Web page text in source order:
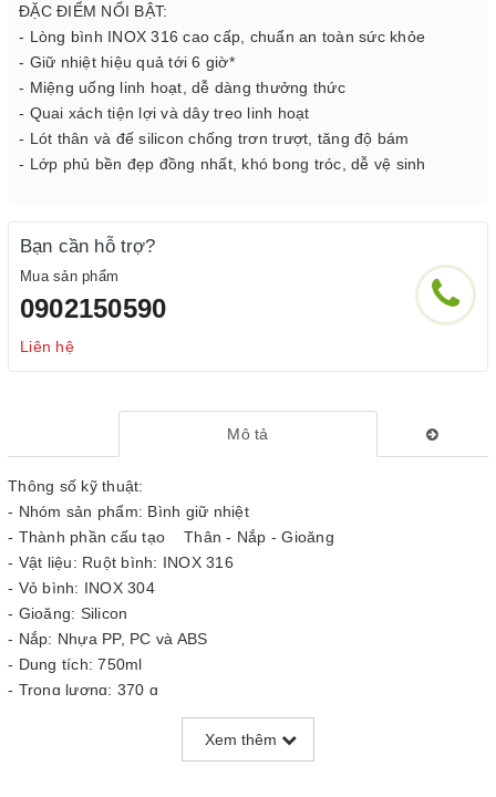
ĐẶC ĐIỂM NỔI BẬT:
- Lòng bình INOX 316 cao cấp, chuẩn an toàn sức khỏe
- Giữ nhiệt hiệu quả tới 6 giờ*
- Miệng uống linh hoạt, dễ dàng thưởng thức
- Quai xách tiện lợi và dây treo linh hoạt
- Lót thân và đế silicon chống trơn trượt, tăng độ bám
- Lớp phủ bền đẹp đồng nhất, khó bong tróc, dễ vệ sinh
Bạn cần hỗ trợ?
Mua sản phẩm
0902150590
Liên hệ
Mô tả
Thông số kỹ thuật:
- Nhóm sản phẩm: Bình giữ nhiệt
- Thành phần cấu tạo Thân - Nắp - Gioăng
- Vật liệu: Ruột bình: INOX 316
- Vỏ bình: INOX 304
- Gioăng: Silicon
- Nắp: Nhựa PP, PC và ABS
- Dung tích: 750ml
- Trọng lượng: 370 g
- Kích thước: 88x84x244mm
- Thương hiệu: SUNHOUSEXem thêm